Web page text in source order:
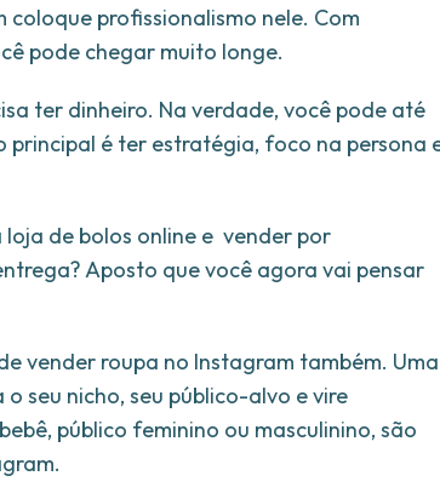
profissionalismo nele. Com
pode chegar muito longe.
ter dinheiro. Na verdade, você pode até
principal é ter estratégia, foco na persona
de bolos online e vender por
Aposto que você agora vai pensar
vender roupa no Instagram também. Uma
seu nicho, seu público-alvo e vire
público feminino ou masculinino, são